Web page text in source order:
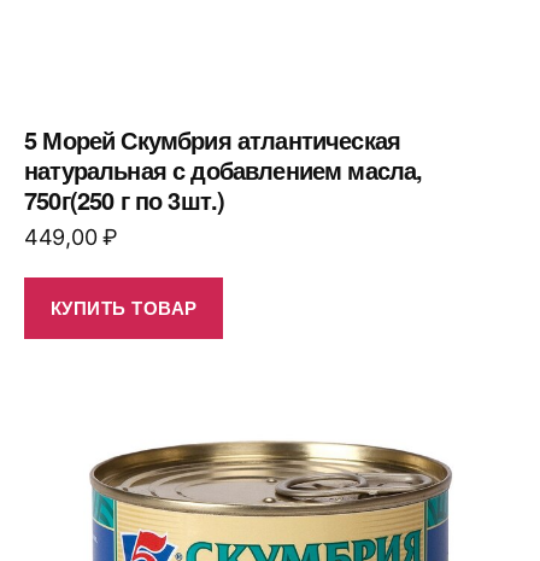
5 Морей Скумбрия атлантическая
натуральная с добавлением масла,
750г(250 г по 3шт.)
449,00₽
КУПИТЬ ТОВАР